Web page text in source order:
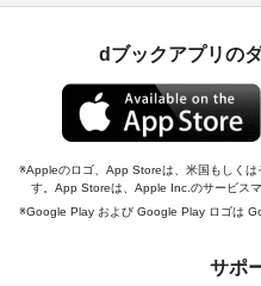
dブックアプリの
Appleのロゴ、App Storeは、米国もしく
す。App Storeは、Apple Inc.のサービスマ
Google Play および Google Play ロゴは
サポ